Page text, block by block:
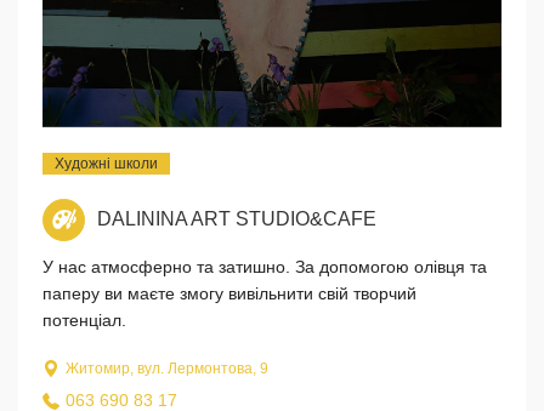
Художні школи
DALININA ART STUDIO&CAFE
У нас атмосферно та затишно. За допомогою олівця та
паперу ви маєте змогу вивільнити свій творчий
потенціал.
Житомир, вул. Лермонтова, 9
063 690 83 17